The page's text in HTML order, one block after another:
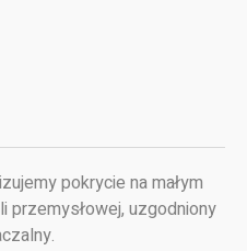
pokrycie na małym
przemysłowej, uzgodniony